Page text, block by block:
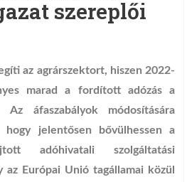
szereplői
az agrárszektort, hiszen 2022-
marad a fordított adózás a
Az áfaszabályok módosítására
jelentősen bővülhessen a
adóhivatali szolgáltatási
az Európai Unió tagállamai közül